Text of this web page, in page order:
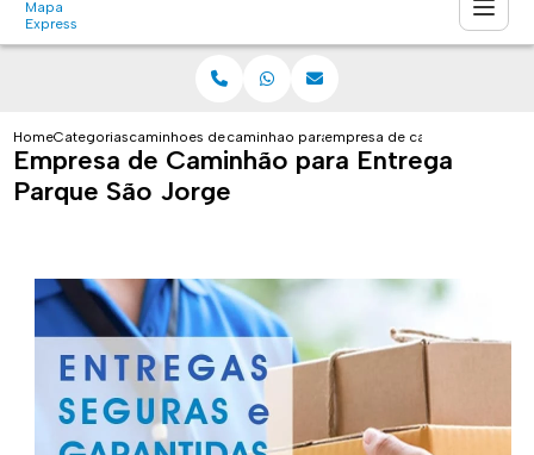
HomeCategoriascaminhoes de entregacaminhao para transporte de pacotes sao
empresa de caminhao para
Empresa de Caminhão para Entrega
Parque São Jorge